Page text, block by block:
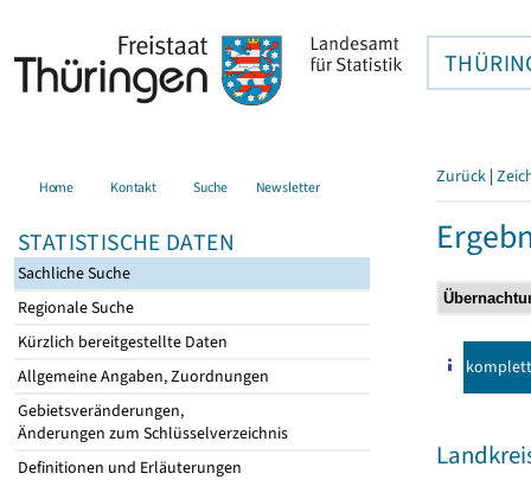
Home Kontakt Suche Newsletter
STATISTISCHE DATEN
Sachliche Suche
Regionale Suche
Kürzlich bereitgestellte Daten
Allgemeine Angaben, Zuordnungen
Gebietsveränderungen,
Änderungen zum Schlüsselverzeichnis
Definitionen und Erläuterungen
Zurück |
komplett